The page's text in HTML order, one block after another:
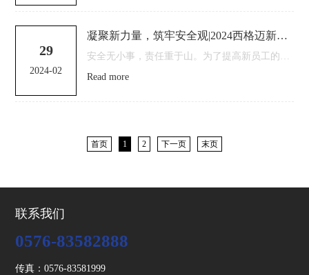
29
2024-02
凝聚新力量，筑牢安全观|2024西格迈新员工安全培训大会圆满成功
Read more
首页 1 2 下一页 末页
联系我们
0576-83582888
传真：0576-83581999